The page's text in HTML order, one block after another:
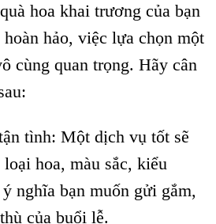
hoa khai trương của bạn
hảo, việc lựa chọn một
cùng quan trọng. Hãy cân
tình: Một dịch vụ tốt sẽ
hoa, màu sắc, kiểu
nghĩa bạn muốn gửi gắm,
của buổi lễ.